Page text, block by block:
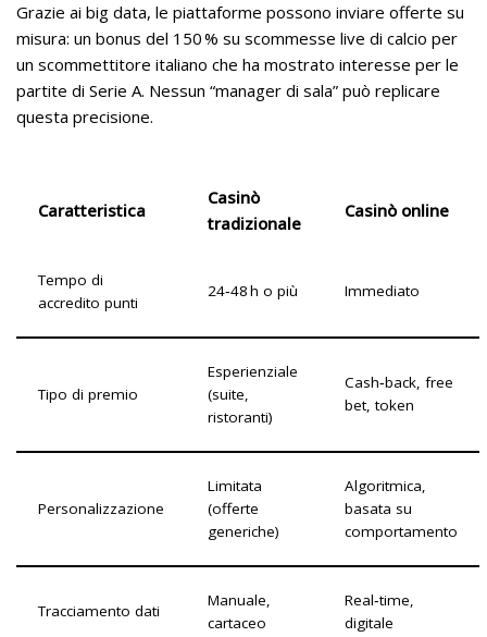
Grazie ai big data, le piattaforme possono inviare offerte su
misura: un bonus del 150 % su scommesse live di calcio per
un scommettitore italiano che ha mostrato interesse per le
partite di Serie A. Nessun “manager di sala” può replicare
questa precisione.
Caratteristica
Casinò
tradizionale
Casinò online
Tempo di
accredito punti
24‑48 h o più Immediato
Tipo di premio
Esperienziale
(suite,
ristoranti)
Cash‑back, free
bet, token
Personalizzazione
Limitata
(offerte
generiche)
Algoritmica,
basata su
comportamento
Tracciamento dati
Manuale,
cartaceo
Real‑time,
digitale